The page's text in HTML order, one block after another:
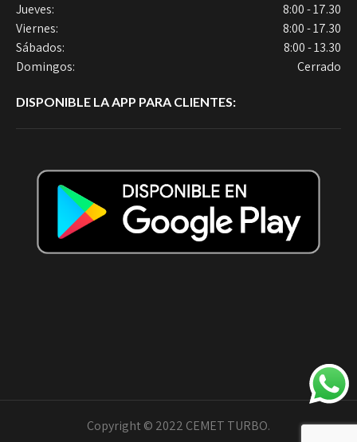
Jueves:
8:00 - 17.30
Viernes:
8:00 - 17.30
Sábados:
8:00 - 13.30
Domingos:
Cerrado
DISPONIBLE LA APP PARA CLIENTES:
Copyright © 2022 CEMET TURBO.